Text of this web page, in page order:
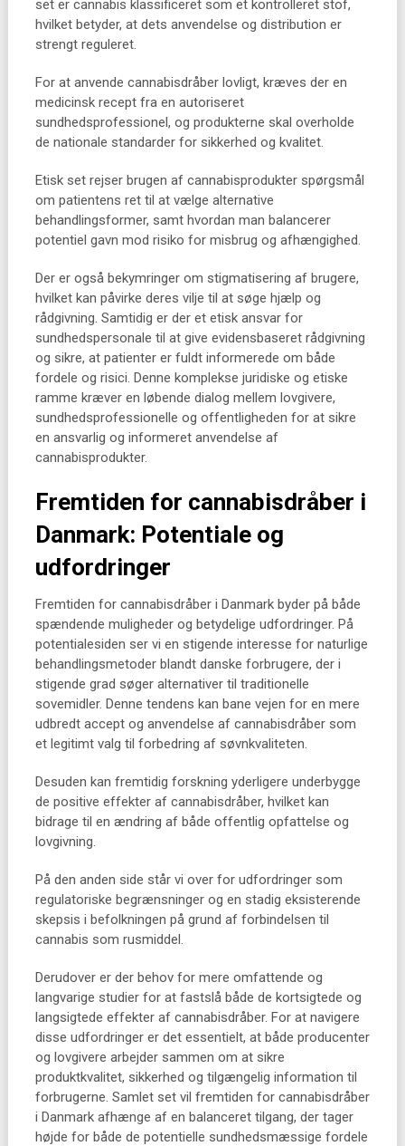
set er cannabis klassificeret som et kontrolleret stof,
hvilket betyder, at dets anvendelse og distribution er
strengt reguleret.
For at anvende cannabisdråber lovligt, kræves der en
medicinsk recept fra en autoriseret
sundhedsprofessionel, og produkterne skal overholde
de nationale standarder for sikkerhed og kvalitet.
Etisk set rejser brugen af cannabisprodukter spørgsmål
om patientens ret til at vælge alternative
behandlingsformer, samt hvordan man balancerer
potentiel gavn mod risiko for misbrug og afhængighed.
Der er også bekymringer om stigmatisering af brugere,
hvilket kan påvirke deres vilje til at søge hjælp og
rådgivning. Samtidig er der et etisk ansvar for
sundhedspersonale til at give evidensbaseret rådgivning
og sikre, at patienter er fuldt informerede om både
fordele og risici. Denne komplekse juridiske og etiske
ramme kræver en løbende dialog mellem lovgivere,
sundhedsprofessionelle og offentligheden for at sikre
en ansvarlig og informeret anvendelse af
cannabisprodukter.
Fremtiden for cannabisdråber i
Danmark: Potentiale og
udfordringer
Fremtiden for cannabisdråber i Danmark byder på både
spændende muligheder og betydelige udfordringer. På
potentialesiden ser vi en stigende interesse for naturlige
behandlingsmetoder blandt danske forbrugere, der i
stigende grad søger alternativer til traditionelle
sovemidler. Denne tendens kan bane vejen for en mere
udbredt accept og anvendelse af cannabisdråber som
et legitimt valg til forbedring af søvnkvaliteten.
Desuden kan fremtidig forskning yderligere underbygge
de positive effekter af cannabisdråber, hvilket kan
bidrage til en ændring af både offentlig opfattelse og
lovgivning.
På den anden side står vi over for udfordringer som
regulatoriske begrænsninger og en stadig eksisterende
skepsis i befolkningen på grund af forbindelsen til
cannabis som rusmiddel.
Derudover er der behov for mere omfattende og
langvarige studier for at fastslå både de kortsigtede og
langsigtede effekter af cannabisdråber. For at navigere
disse udfordringer er det essentielt, at både producenter
og lovgivere arbejder sammen om at sikre
produktkvalitet, sikkerhed og tilgængelig information til
forbrugerne. Samlet set vil fremtiden for cannabisdråber
i Danmark afhænge af en balanceret tilgang, der tager
højde for både de potentielle sundhedsmæssige fordele